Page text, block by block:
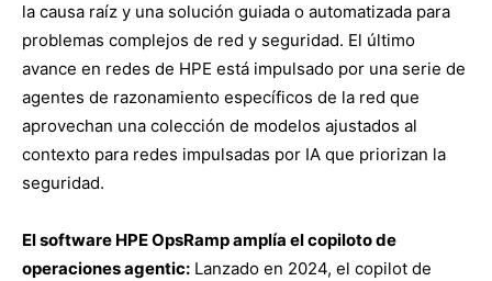
la causa raíz y una solución guiada o automatizada para
problemas complejos de red y seguridad. El último
avance en redes de HPE está impulsado por una serie de
agentes de razonamiento específicos de la red que
aprovechan una colección de modelos ajustados al
contexto para redes impulsadas por IA que priorizan la
seguridad.
El software HPE OpsRamp amplía el copiloto de
operaciones agentic: Lanzado en 2024, el copilot de